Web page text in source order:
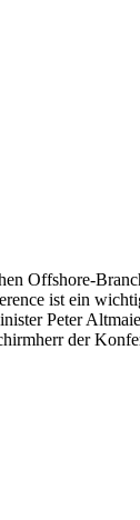
Offshore-
ist ein
Peter
der